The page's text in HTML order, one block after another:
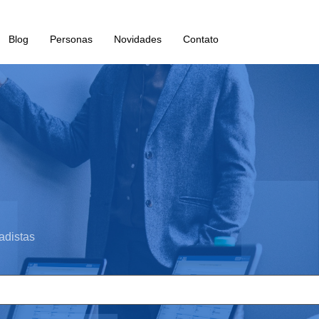
Blog Personas Novidades Contato